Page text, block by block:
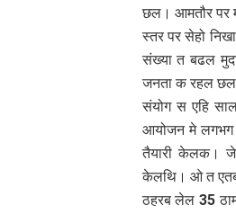
छल। आमतौर पर
स्तर पर सेहो
संख्या त बढल
जनता क रहल
संयोग स एहि
आयोजन मे लगभग
तैयारी केलक।
केलथि। ओ त
ठहरब लेल 35